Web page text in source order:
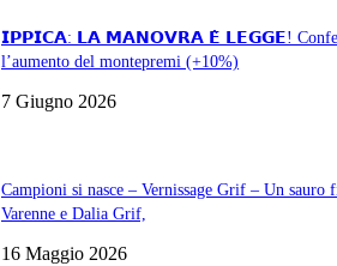
𝗜𝗣𝗣𝗜𝗖𝗔: 𝗟𝗔 𝗠𝗔𝗡𝗢𝗩𝗥𝗔 𝗘̀ 𝗟𝗘𝗚𝗚𝗘!
l’aumento del montepremi (+10%)
7 Giugno 2026
Campioni si nasce – Vernissage Grif – Un sauro
Varenne e Dalia Grif,
16 Maggio 2026